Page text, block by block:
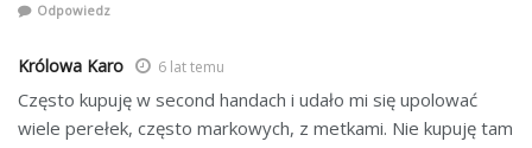
Odpowiedz
Królowa Karo 6 lat temu
Często kupuję w second handach i udało mi się upolować
wiele perełek, często markowych, z metkami. Nie kupuję tam